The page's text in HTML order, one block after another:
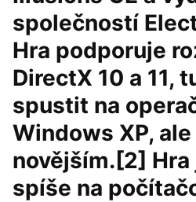
společností
Hra podporuje
DirectX 10 a 11,
spustit na
Windows XP,
novějším.[2] Hra
spíše na